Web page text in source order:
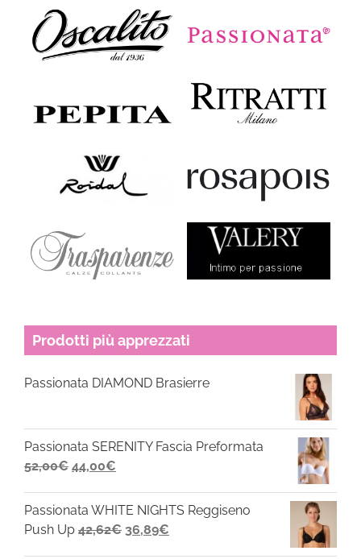
Prodotti più apprezzati
Passionata DIAMOND Brasierre
Passionata SERENITY Fascia Preformata
52,00€ Il
originale
era:
44,00€
attuale
è:
Passionata WHITE NIGHTS Reggiseno
Push Up 42,62€ Il
36,89€